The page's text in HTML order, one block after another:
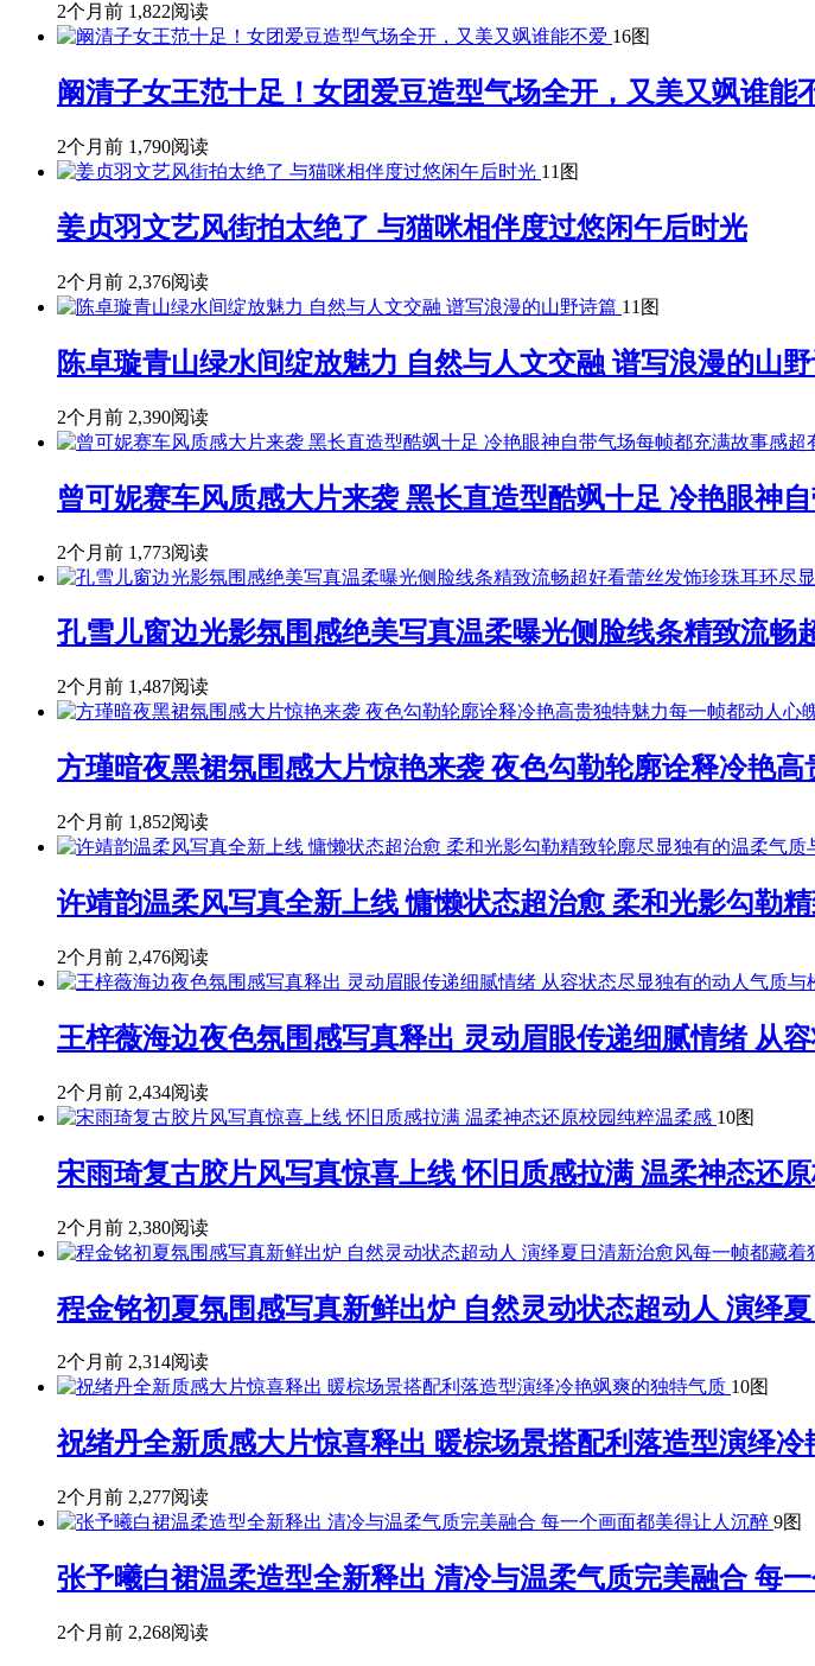
2个月前 1,822阅读
16图
阚清子女王范十足！女团爱豆造型气场全开，又美又飒谁能
2个月前 1,790阅读
11图
姜贞羽文艺风街拍太绝了 与猫咪相伴度过悠闲午后时光
2个月前 2,376阅读
11图
陈卓璇青山绿水间绽放魅力 自然与人文交融 谱写浪漫的山
2个月前 2,390阅读
曾可妮赛车风质感大片来袭 黑长直造型酷飒十足 冷艳眼神
2个月前 1,773阅读
孔雪儿窗边光影氛围感绝美写真温柔曝光侧脸线条精致流
2个月前 1,487阅读
方瑾暗夜黑裙氛围感大片惊艳来袭 夜色勾勒轮廓诠释冷艳
2个月前 1,852阅读
许靖韵温柔风写真全新上线 慵懒状态超治愈 柔和光影勾勒
2个月前 2,476阅读
王梓薇海边夜色氛围感写真释出 灵动眉眼传递细腻情绪 从
2个月前 2,434阅读
10图
宋雨琦复古胶片风写真惊喜上线 怀旧质感拉满 温柔神态还
2个月前 2,380阅读
程金铭初夏氛围感写真新鲜出炉 自然灵动状态超动人 演绎
2个月前 2,314阅读
10图
祝绪丹全新质感大片惊喜释出 暖棕场景搭配利落造型演绎
2个月前 2,277阅读
9图
张予曦白裙温柔造型全新释出 清冷与温柔气质完美融合 每
2个月前 2,268阅读